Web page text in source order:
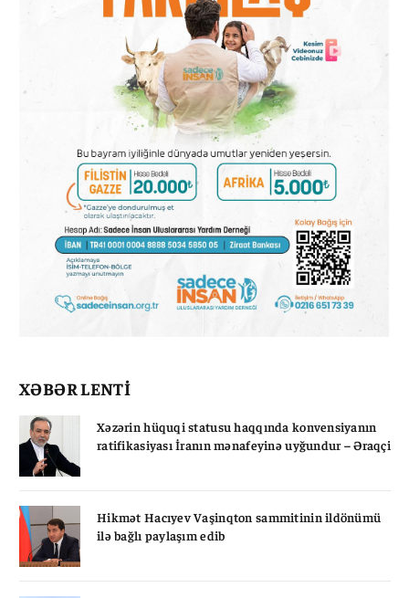
XƏBƏR LENTİ
Xəzərin hüquqi statusu haqqında konvensiyanın
ratifikasiyası İranın mənafeyinə uyğundur – Əraqçi
Hikmət Hacıyev Vaşinqton sammitinin ildönümü
ilə bağlı paylaşım edib